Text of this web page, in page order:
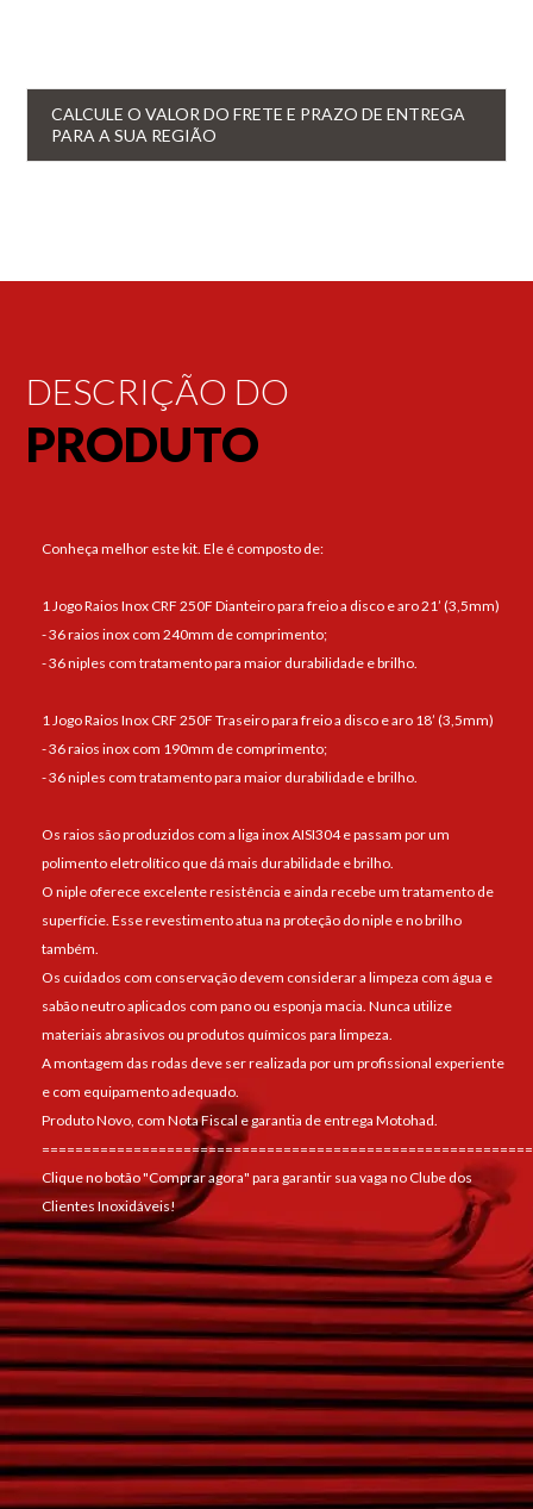
CALCULE O VALOR DO FRETE E PRAZO DE ENTREGA
PARA A SUA REGIÃO
DESCRIÇÃO DO
PRODUTO
Conheça melhor este kit. Ele é composto de:
1 Jogo Raios Inox CRF 250F Dianteiro para freio a disco e aro 21’ (3,5mm)
- 36 raios inox com 240mm de comprimento;
- 36 niples com tratamento para maior durabilidade e brilho.
1 Jogo Raios Inox CRF 250F Traseiro para freio a disco e aro 18’ (3,5mm)
- 36 raios inox com 190mm de comprimento;
- 36 niples com tratamento para maior durabilidade e brilho.
Os raios são produzidos com a liga inox AISI304 e passam por um
polimento eletrolítico que dá mais durabilidade e brilho.
O niple oferece excelente resistência e ainda recebe um tratamento de
superfície. Esse revestimento atua na proteção do niple e no brilho
também.
Os cuidados com conservação devem considerar a limpeza com água e
sabão neutro aplicados com pano ou esponja macia. Nunca utilize
materiais abrasivos ou produtos químicos para limpeza.
A montagem das rodas deve ser realizada por um profissional experiente
e com equipamento adequado.
Produto Novo, com Nota Fiscal e garantia de entrega Motohad.
Clique no botão "Comprar agora" para garantir sua vaga no Clube dos
Clientes Inoxidáveis!